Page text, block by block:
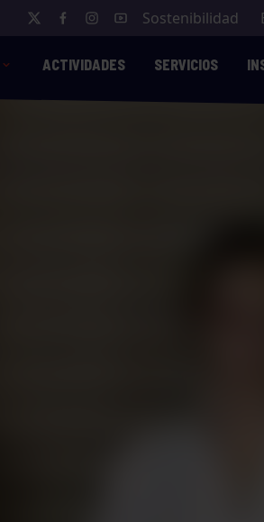
Sostenibilidad
ACTIVIDADES SERVICIOS